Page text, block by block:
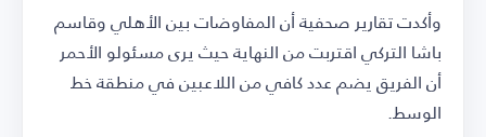
وأكدت تقارير صحفية أن المفاوضات بين الأهلي وقاسم
باشا التركي اقتربت من النهاية حيث يرى مسئولو الأحمر
أن الفريق يضم عدد كافي من اللاعبين في منطقة خط
الوسط.